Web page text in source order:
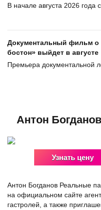
В начале августа 2026 года
Документальный фильм о
бостон» выйдет в августе
Премьера документальной
Антон
Узнать цену
Антон Богданов Реальные
на официальном сайте
гастролей, а также